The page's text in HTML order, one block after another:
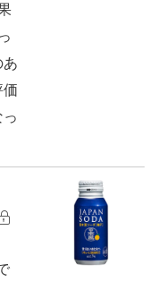
あ
価